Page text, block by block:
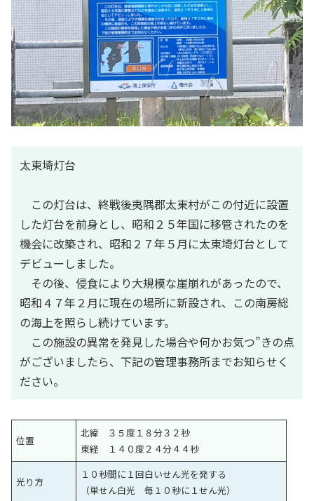
太東埼灯台
この灯台は、終戦後夷隅郡太東村がこの付近に設置
した灯台を前身とし、昭和２５年国に移管されたのを
機会に改築され、昭和２７年５月に太東埼灯台として
デビューしました。
その後、侵食により大規模な崖崩れがあったので、
昭和４７年２月に現在の場所に新設され、この南房総
の海上を照らし続けています。
この施設の異常を発見した場合や何かお気つ”きの点
がございましたら、下記の管理事務所までお知らせく
ださい。
位置
北緯 ３５度１８分３２秒
東経 １４０度２４分４４秒
光り方
１０秒間に１回白いせん光を発する
（単せん白光 毎１０秒に１せん光）